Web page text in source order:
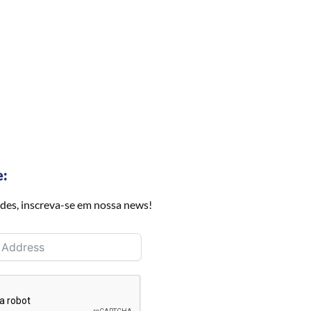
inscreva-se em nossa news!